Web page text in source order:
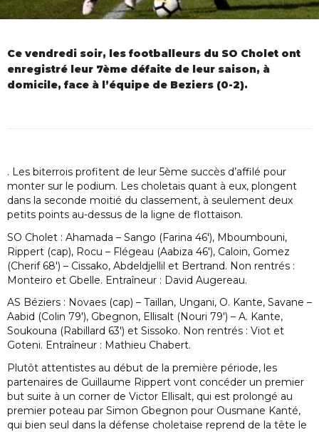
Ce vendredi soir, les footballeurs du SO Cholet ont
enregistré leur 7ème défaite de leur saison, à
domicile, face à l’équipe de Beziers (0-2).
. Les biterrois profitent de leur 5ème succès d’affilé pour
monter sur le podium. Les choletais quant à eux, plongent
dans la seconde moitié du classement, à seulement deux
petits points au-dessus de la ligne de flottaison.
SO Cholet : Ahamada – Sango (Farina 46′), Mboumbouni,
Rippert (cap), Rocu – Flégeau (Aabiza 46′), Caloin, Gomez
(Cherif 68′) – Cissako, Abdeldjellil et Bertrand. Non rentrés :
Monteiro et Gbelle. Entraîneur : David Augereau.
AS Béziers : Novaes (cap) – Taillan, Ungani, O. Kante, Savane –
Aabid (Colin 79′), Gbegnon, Ellisalt (Nouri 79′) – A. Kante,
Soukouna (Rabillard 63′) et Sissoko. Non rentrés : Viot et
Goteni. Entraîneur : Mathieu Chabert.
Plutôt attentistes au début de la première période, les
partenaires de Guillaume Rippert vont concéder un premier
but suite à un corner de Victor Ellisalt, qui est prolongé au
premier poteau par Simon Gbegnon pour Ousmane Kanté,
qui bien seul dans la défense choletaise reprend de la tête le